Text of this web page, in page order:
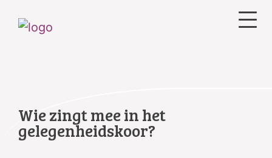
Wie zingt mee in het
gelegenheidskoor?